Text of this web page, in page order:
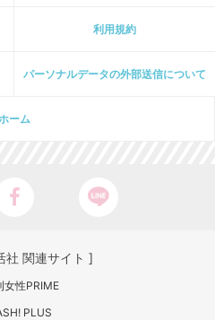
利用規約
パーソナルデータの外部送信について
ホーム
社 関連サイト ]
女性PRIME
PLUS